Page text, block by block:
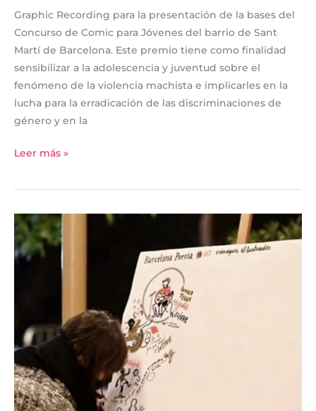
Graphic Recording para la presentación de la bases del
Concurso de Comic para Jóvenes del barrio de Sant
Martí de Barcelona. Este premio tiene como finalidad
sensibilizar a la adolescencia y juventud sobre el
fenómeno de la violencia machista e implicarles en la
lucha para la erradicación de las discriminaciones de
género y en la
Leer más »
Barcelona
Poesia
2020